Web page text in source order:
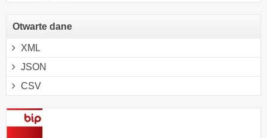
Otwarte dane
XML
JSON
CSV